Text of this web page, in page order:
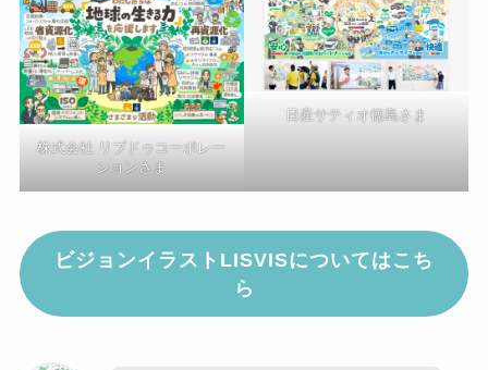
株式会社 リブドゥコーポレー
ションさま
日産サティオ徳島さま
ビジョンイラストLISVISについてはこち
ら